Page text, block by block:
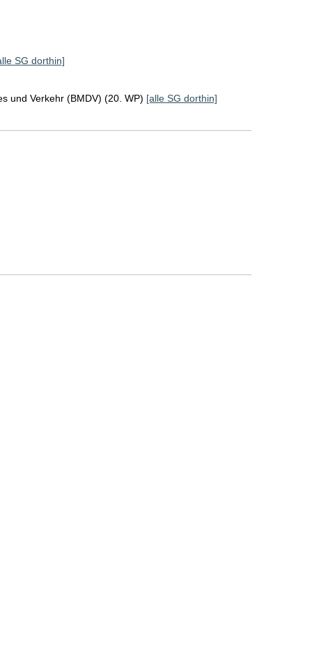
SG dorthin]
und Verkehr (BMDV) (20. WP) [alle SG dorthin]